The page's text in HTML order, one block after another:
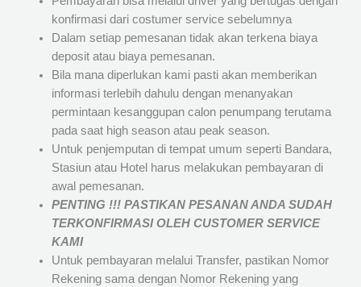
konfirmasi dari costumer service sebelumnya
Dalam setiap pemesanan tidak akan terkena biaya
deposit atau biaya pemesanan.
Bila mana diperlukan kami pasti akan memberikan
informasi terlebih dahulu dengan menanyakan
permintaan kesanggupan calon penumpang terutama
pada saat high season atau peak season.
Untuk penjemputan di tempat umum seperti Bandara,
Stasiun atau Hotel harus melakukan pembayaran di
awal pemesanan.
PENTING !!! PASTIKAN PESANAN ANDA SUDAH
TERKONFIRMASI OLEH CUSTOMER SERVICE
KAMI
Untuk pembayaran melalui Transfer, pastikan Nomor
Rekening sama dengan Nomor Rekening yang